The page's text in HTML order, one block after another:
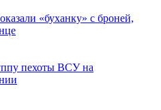
«буханку» с броней,
пехоты ВСУ на